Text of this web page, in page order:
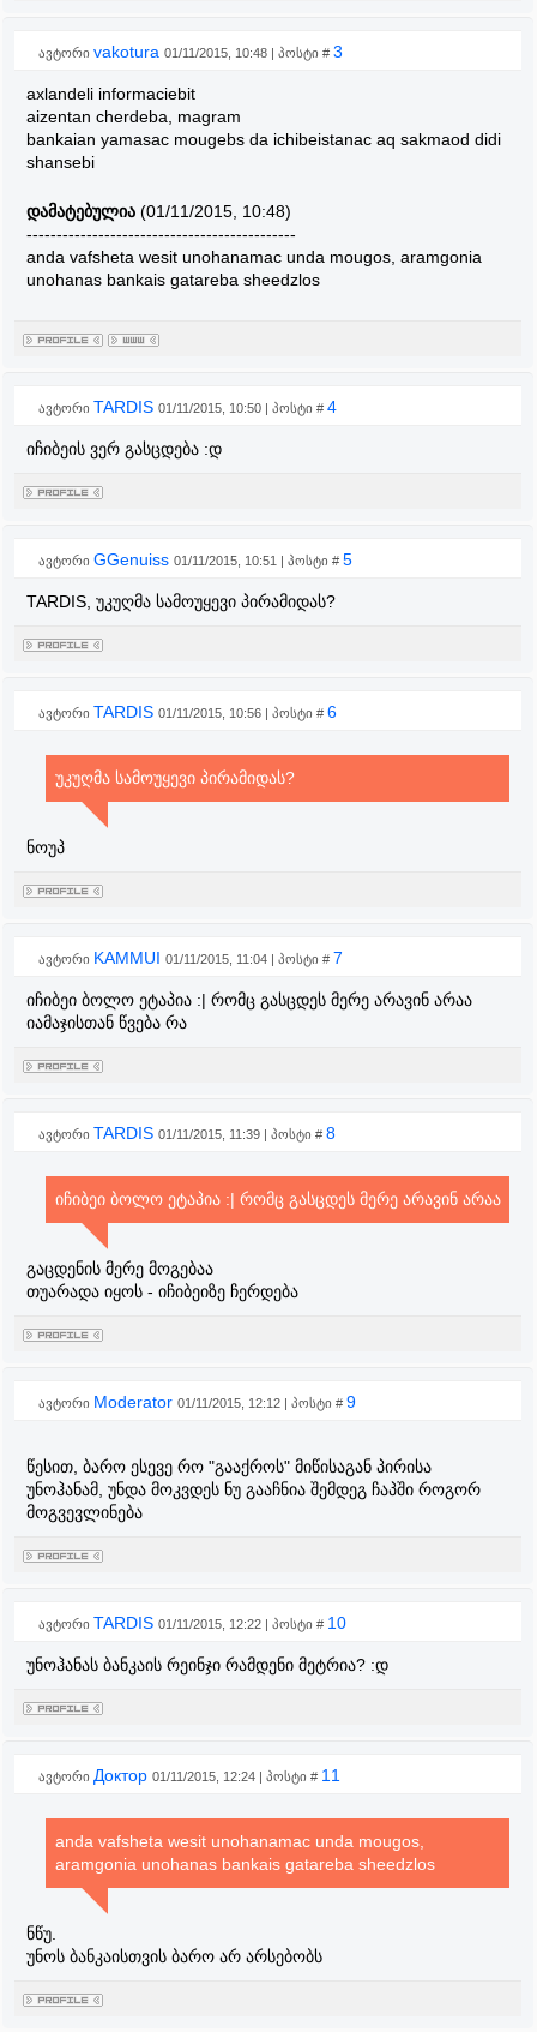
ავტორი vakotura 01/11/2015, 10:48 | პოსტი # 3
axlandeli informaciebit
aizentan cherdeba, magram
bankaian yamasac mougebs da ichibeistanac aq sakmaod didi
shansebi
დამატებულია (01/11/2015, 10:48)
---------------------------------------------
anda vafsheta wesit unohanamac unda mougos, aramgonia
unohanas bankais gatareba sheedzlos
ავტორი TARDIS 01/11/2015, 10:50 | პოსტი # 4
იჩიბეის ვერ გასცდება :დ
ავტორი GGenuiss 01/11/2015, 10:51 | პოსტი # 5
TARDIS, უკუღმა სამოუყევი პირამიდას?
ავტორი TARDIS 01/11/2015, 10:56 | პოსტი # 6
უკუღმა სამოუყევი პირამიდას?
ნოუპ
ავტორი KAMMUI 01/11/2015, 11:04 | პოსტი # 7
იჩიბეი ბოლო ეტაპია :| რომც გასცდეს მერე არავინ არაა
იამაჯისთან წვება რა
ავტორი TARDIS 01/11/2015, 11:39 | პოსტი # 8
იჩიბეი ბოლო ეტაპია :| რომც გასცდეს მერე არავინ არაა
გაცდენის მერე მოგებაა
თუარადა იყოს - იჩიბეიზე ჩერდება
ავტორი Moderator 01/11/2015, 12:12 | პოსტი # 9
წესით, ბარო ესევე რო "გააქროს" მიწისაგან პირისა
უნოჰანამ, უნდა მოკვდეს ნუ გააჩნია შემდეგ ჩაპში როგორ
მოგვევლინება
ავტორი TARDIS 01/11/2015, 12:22 | პოსტი # 10
უნოჰანას ბანკაის რეინჯი რამდენი მეტრია? :დ
ავტორი Доктор 01/11/2015, 12:24 | პოსტი # 11
anda vafsheta wesit unohanamac unda mougos,
aramgonia unohanas bankais gatareba sheedzlos
ნწუ.
უნოს ბანკაისთვის ბარო არ არსებობს